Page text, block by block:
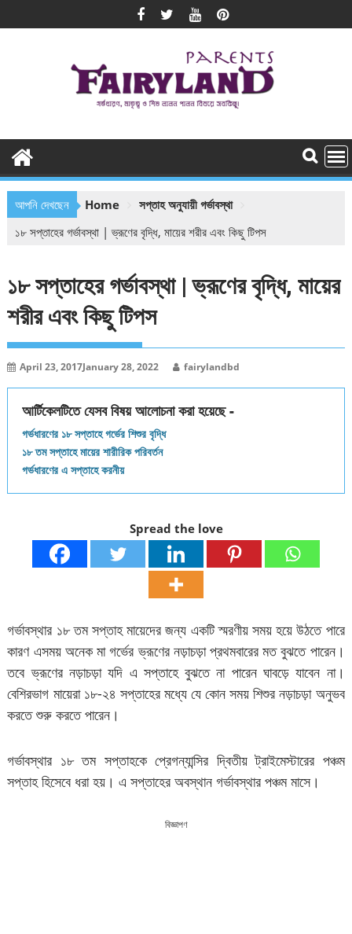
to
আপনি দেখছেন Home
সপ্তাহ অনুযায়ী গর্ভাবস্থা
১৮ সপ্তাহের গর্ভাবস্থা | ভ্রূণের বৃদ্ধি, মায়ের শরীর এবং কিছু টিপস
১৮ সপ্তাহের গর্ভাবস্থা | ভ্রূণের বৃদ্ধি, মায়ের
শরীর এবং কিছু টিপস
April 23, 2017January 28, 2022 fairylandbd
আর্টিকেলটিতে যেসব বিষয় আলোচনা করা হয়েছে -
গর্ভধারণের ১৮ সপ্তাহে গর্ভের শিশুর বৃদ্ধি
১৮ তম সপ্তাহে মায়ের শারীরিক পরিবর্তন
গর্ভধারণের এ সপ্তাহে করনীয়
Spread the love
গর্ভাবস্থার ১৮ তম সপ্তাহ মায়েদের জন্য একটি স্মরণীয় সময় হয়ে উঠতে পারে
কারণ এসময় অনেক মা গর্ভের ভ্রূণের নড়াচড়া প্রথমবারের মত বুঝতে পারেন।
তবে ভ্রূণের নড়াচড়া যদি এ সপ্তাহে বুঝতে না পারেন ঘাবড়ে যাবেন না।
বেশিরভাগ মায়েরা ১৮-২৪ সপ্তাহের মধ্যে যে কোন সময় শিশুর নড়াচড়া অনুভব
করতে শুরু করতে পারেন।
গর্ভাবস্থার ১৮ তম সপ্তাহকে প্রেগন্যান্সির দ্বিতীয় ট্রাইমেস্টারের পঞ্চম
সপ্তাহ হিসেবে ধরা হয়। এ সপ্তাহের অবস্থান গর্ভাবস্থার পঞ্চম মাসে।
বিজ্ঞাপণ